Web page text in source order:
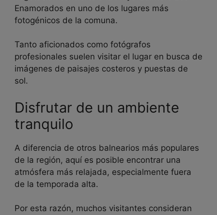
Enamorados en uno de los lugares más
fotogénicos de la comuna.
Tanto aficionados como fotógrafos
profesionales suelen visitar el lugar en busca de
imágenes de paisajes costeros y puestas de
sol.
Disfrutar de un ambiente
tranquilo
A diferencia de otros balnearios más populares
de la región, aquí es posible encontrar una
atmósfera más relajada, especialmente fuera
de la temporada alta.
Por esta razón, muchos visitantes consideran